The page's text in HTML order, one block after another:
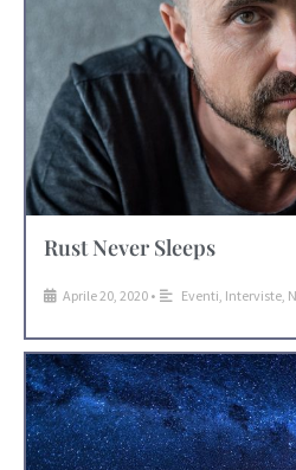
Rust Never Sleeps
Aprile 20, 2020 • Eventi Interviste